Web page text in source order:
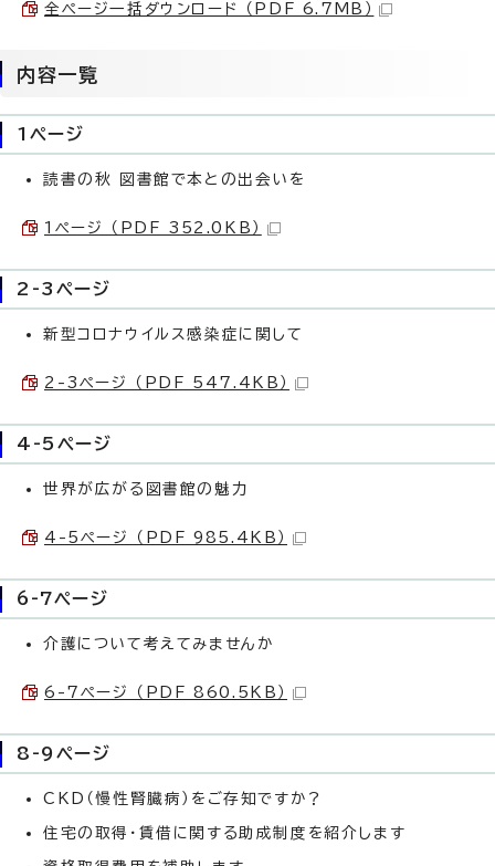
全ページ一括ダウンロード （PDF 6.7MB）
内容一覧
1ページ
読書の秋 図書館で本との出会いを
1ページ （PDF 352.0KB）
2-3ページ
新型コロナウイルス感染症に関して
2-3ページ （PDF 547.4KB）
4-5ページ
世界が広がる図書館の魅力
4-5ページ （PDF 985.4KB）
6-7ページ
介護について考えてみませんか
6-7ページ （PDF 860.5KB）
8-9ページ
CKD（慢性腎臓病）をご存知ですか？
住宅の取得・賃借に関する助成制度を紹介します